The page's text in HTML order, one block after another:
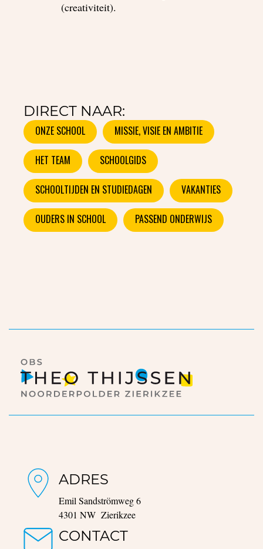
(creativiteit).
DIRECT NAAR:
ONZE SCHOOL MISSIE, VISIE EN AMBITIE
HET TEAM SCHOOLGIDS
SCHOOLTIJDEN EN STUDIEDAGEN VAKANTIES
OUDERS IN SCHOOL PASSEND ONDERWIJS
ADRES
Emil Sandströmweg 6
4301 NW Zierikzee
CONTACT